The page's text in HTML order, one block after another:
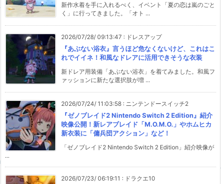
新作水着を手に入れるべく、イベント「夏の恋は嵐のごと
く」に行ってきました。「オト ...
2026/07/28/ 09:13:47 : ドレスアップ
『あぶない浴衣』言うほど危なくないけど、これはこ
れでイイネ！和風なドレアに活用できそうな衣装
新ドレア用装備「あぶない浴衣」を着てみました。和風フ
ァッションに新たな選択肢が増 ...
2026/07/24/ 11:03:58 : ニンテンドースイッチ2
『ゼノブレイド2 Nintendo Switch 2 Edition』紹介
映像公開！新レアブレイド「M.O.M.O.」やホムヒカ
新衣装に「傭兵団アクション」など！
「ゼノブレイド2 Nintendo Switch 2 Edition」紹介映像が
...
2026/07/23/ 06:19:11 : ドラクエ10